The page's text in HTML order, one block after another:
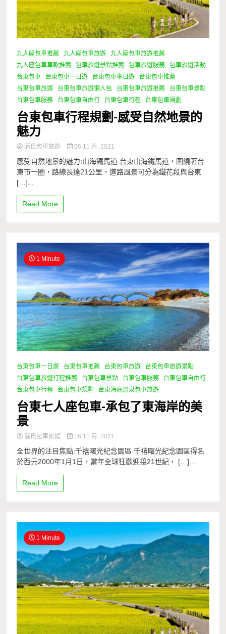
九人座包車推薦 九人座包車旅遊
九人座包車旅遊推薦
九人座包車車款推薦
包車旅遊景點推薦 包車旅遊服務
包車旅遊活動
台東包車
台東包車一日遊 台東包車多日遊
台東包車推薦
台東包車旅遊
台東包車旅遊懶人包 台東包車旅遊推薦
台東包車景點
台東包車服務
台東包車自由行 台東包車行程 台東包車規劃
台東包車行程規劃-感受自然地景的
魅力
潘氏包車旅遊 26 11 月, 2021
感受自然地景的魅力:山海鐵馬道 台東山海鐵馬道，圍繞著台
東市一圈，路線長達21公里，道路風景可分為鐵花段與台東
[…]...
Read More
1 Minute
台東包車一日遊 台東包車推薦 台東包車旅遊
台東包車旅遊景點
台東包車旅遊行程推薦
台東包車景點 台東包車服務
台東包車自由行
台東包車行程
台東包車規劃 台東海底溫泉包車旅遊
台東七人座包車-承包了東海岸的美
景
潘氏包車旅遊 16 11 月, 2021
全世界的注目焦點:千禧曙光紀念園區 千禧曙光紀念園區得名
於西元2000年1月1日，當年全球狂歡迎接21世紀， […]...
Read More
1 Minute